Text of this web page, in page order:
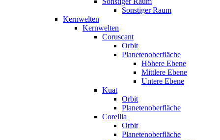
Sonstiger Raum
Kernwelten
Kernwelten
Coruscant
Orbit
Planetenoberfläche
Höhere Ebene
Mittlere Ebene
Untere Ebene
Kuat
Orbit
Planetenoberfläche
Corellia
Orbit
Planetenoberfläche